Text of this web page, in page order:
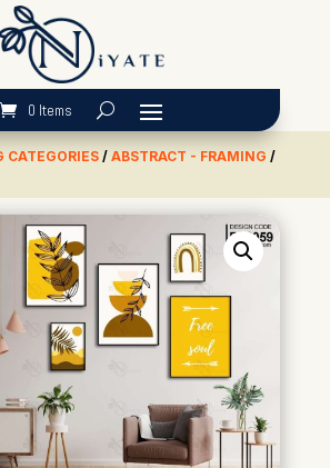
0 Items
CATEGORIES/ ABSTRACT - FRAMING /